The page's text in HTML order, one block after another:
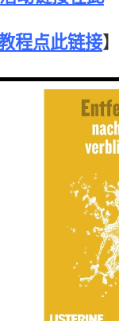
程点此链接】